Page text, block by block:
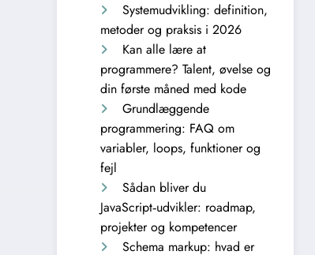
Systemudvikling: definition,
metoder og praksis i 2026
Kan alle lære at
programmere? Talent, øvelse og
din første måned med kode
Grundlæggende
programmering: FAQ om
variabler, loops, funktioner og
fejl
Sådan bliver du
JavaScript‑udvikler: roadmap,
projekter og kompetencer
Schema markup: hvad er